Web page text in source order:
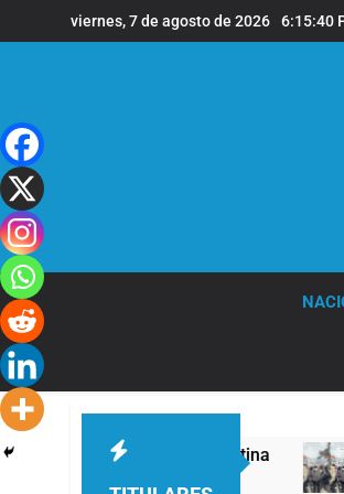
al
viernes, 7 de agosto de 2026 6:15:41
XIV a la Argentina
3